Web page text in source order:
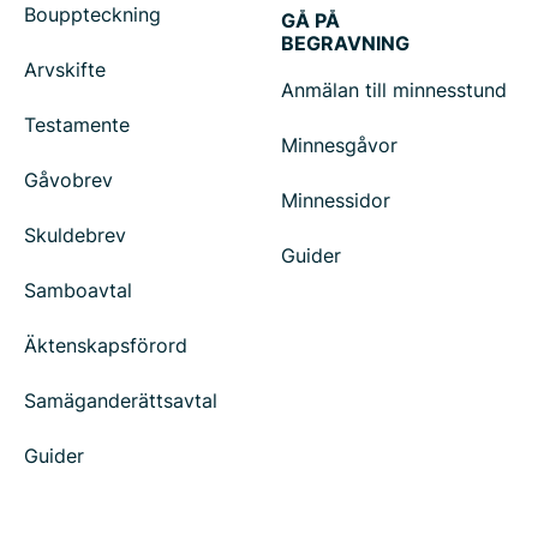
Bouppteckning
Arvskifte
Testamente
Gåvobrev
Skuldebrev
Samboavtal
Äktenskapsförord
Samäganderättsavtal
Guider
GÅ PÅ
BEGRAVNING
Anmälan till minnesstund
Minnesgåvor
Minnessidor
Guider